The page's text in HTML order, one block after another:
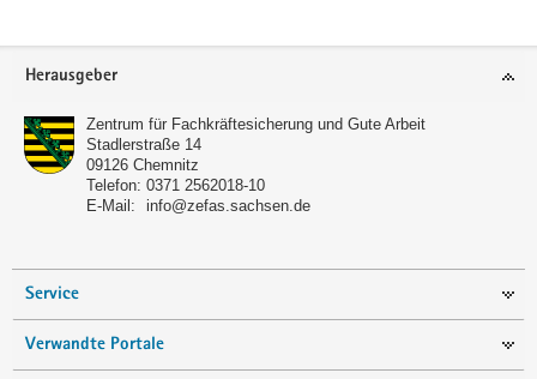
Footer-
Herausgeber
Zentrum für Fachkräftesicherung und Gute Arbeit
Stadlerstraße 14
09126 Chemnitz
Telefon: 0371 2562018-10
E-Mail:
info@zefas.sachsen.de
Service
Verwandte Portale